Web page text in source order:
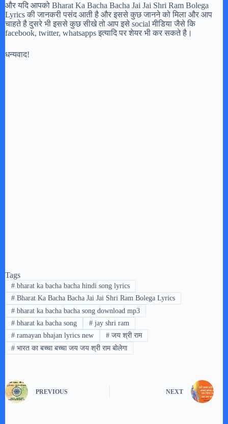
और यदि आपको Bharat Ka Bacha Bacha Jai Jai Shri Ram Bolega
Lyrics की जानकरी पसंद आती है और इससे कुछ जानने को मिला और आप
चाहते है दुसरे भी इससे कुछ सीखे तो आप इसे social मीडिया जैसे कि
facebook, twitter, whatsapps इत्यादि पर शेयर भी कर सकते है।
धन्यवाद!
Tags
#bharat ka bacha bacha hindi song lyrics
#Bharat Ka Bacha Bacha Jai Jai Shri Ram Bolega Lyrics
#bharat ka bacha bacha song download mp3
#bharat ka bacha song #jay shri ram
#ramayan bhajan lyrics new #जय श्री राम
#भारत का बच्चा बच्चा जय जय श्री राम बोलेगा
PREVIOUS NEXT